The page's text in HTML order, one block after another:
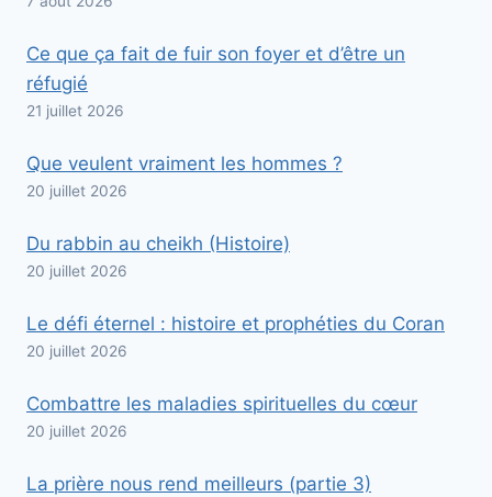
Ce que ça fait de fuir son foyer et d’être un
réfugié
21 juillet 2026
Que veulent vraiment les hommes ?
20 juillet 2026
Du rabbin au cheikh (Histoire)
20 juillet 2026
Le défi éternel : histoire et prophéties du Coran
20 juillet 2026
Combattre les maladies spirituelles du cœur
20 juillet 2026
La prière nous rend meilleurs (partie 3)